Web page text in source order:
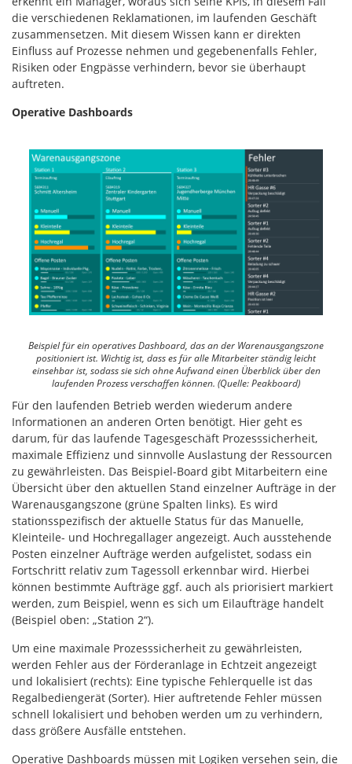
die verschiedenen Reklamationen, im laufenden Geschäft
zusammensetzen. Mit diesem Wissen kann er direkten
Einfluss auf Prozesse nehmen und gegebenenfalls Fehler,
Risiken oder Engpässe verhindern, bevor sie überhaupt
auftreten.
Operative Dashboards
Beispiel für ein operatives Dashboard, das an der Warenausgangszone
positioniert ist. Wichtig ist, dass es für alle Mitarbeiter ständig leicht
einsehbar ist, sodass sie sich ohne Aufwand einen Überblick über den
laufenden Prozess verschaffen können. (Quelle: Peakboard)
Für den laufenden Betrieb werden wiederum andere
Informationen an anderen Orten benötigt. Hier geht es
darum, für das laufende Tagesgeschäft Prozesssicherheit,
maximale Effizienz und sinnvolle Auslastung der Ressourcen
zu gewährleisten. Das Beispiel-Board gibt Mitarbeitern eine
Übersicht über den aktuellen Stand einzelner Aufträge in der
Warenausgangszone (grüne Spalten links). Es wird
stationsspezifisch der aktuelle Status für das Manuelle,
Kleinteile- und Hochregallager angezeigt. Auch ausstehende
Posten einzelner Aufträge werden aufgelistet, sodass ein
Fortschritt relativ zum Tagessoll erkennbar wird. Hierbei
können bestimmte Aufträge ggf. auch als priorisiert markiert
werden, zum Beispiel, wenn es sich um Eilaufträge handelt
(Beispiel oben: „Station 2“).
Um eine maximale Prozesssicherheit zu gewährleisten,
werden Fehler aus der Förderanlage in Echtzeit angezeigt
und lokalisiert (rechts): Eine typische Fehlerquelle ist das
Regalbediengerät (Sorter). Hier auftretende Fehler müssen
schnell lokalisiert und behoben werden um zu verhindern,
dass größere Ausfälle entstehen.
Operative Dashboards müssen mit Logiken versehen sein, die